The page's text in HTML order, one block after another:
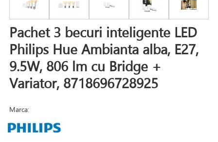
Pachet 3 becuri inteligente LED
Philips Hue Ambianta alba, E27,
9.5W, 806 lm cu Bridge +
Variator, 8718696728925
Marca: